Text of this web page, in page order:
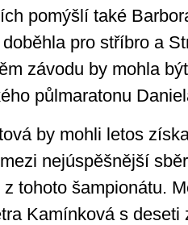
pomýšlí také
pro stříbro a
závodu by mohla
půlmaratonu
by mohli letos
nejúspěšnější
tohoto šampionátu.
Kamínková s deseti